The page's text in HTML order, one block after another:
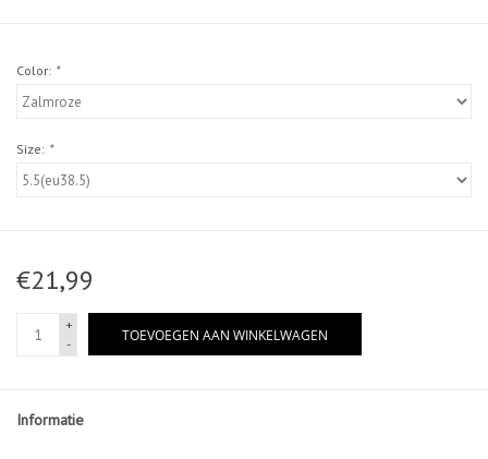
Color: *
Size: *
€21,99
+
-
TOEVOEGEN AAN WINKELWAGEN
Informatie